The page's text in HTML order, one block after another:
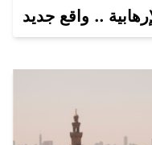
.. واقع جديد